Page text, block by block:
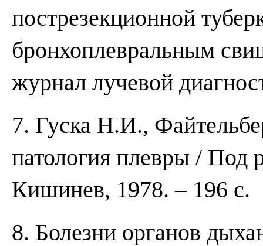
пострезекционной
бронхоплевральным
журнал лучевой
7. Гуска Н.И.,
патология плевры / Под
Кишинев, 1978. – 196 с.
8. Болезни органов